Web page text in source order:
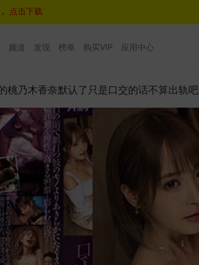
点击下载
频道 发现 榜单 购买VIP 应用中心
乃木香奈默认了只是口交的话不算出轨吧